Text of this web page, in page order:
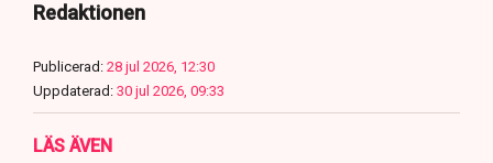
Redaktionen
Publicerad: 28 jul 2026, 12:30
Uppdaterad: 30 jul 2026, 09:33
LÄS ÄVEN